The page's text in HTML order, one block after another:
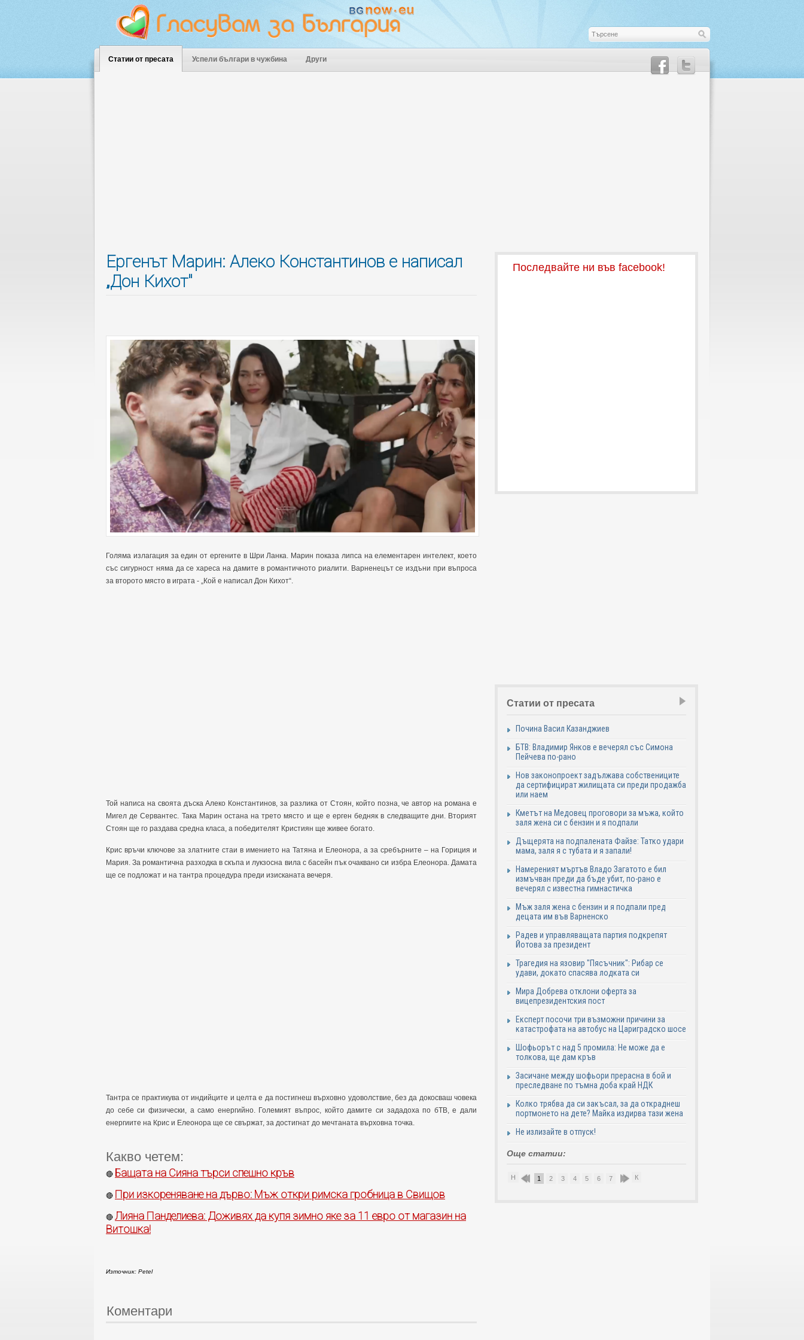
Статии от пресата Успели българи в чужбина Други
Ергенът Марин: Алеко Константинов е написал
„Дон Кихот"
Голяма излагация за един от ергените в Шри Ланка. Марин показа липса на елементарен интелект, което
със сигурност няма да се хареса на дамите в романтичното риалити. Варненецът се издъни при въпроса
за второто място в играта - „Кой е написал Дон Кихот“.
Той написа на своята дъска Алеко Константинов, за разлика от Стоян, който позна, че автор на романа е
Мигел де Сервантес. Така Марин остана на трето място и ще е ерген бедняк в следващите дни. Вторият
Стоян ще го раздава средна класа, а победителят Кристиян ще живее богато.
Крис връчи ключове за златните стаи в имението на Татяна и Елеонора, а за сребърните – на Гориция и
Мария. За романтична разходка в скъпа и лукзосна вила с басейн пък очаквано си избра Елеонора. Дамата
ще се подложат и на тантра процедура преди изисканата вечеря.
Тантра се практикува от индийците и целта е да постигнеш върховно удоволствие, без да докосваш човека
до себе си физически, а само енергийно. Големият въпрос, който дамите си зададоха по бТВ, е дали
енергиите на Крис и Елеонора ще се свържат, за достигнат до мечтаната върховна точка.
Какво четем:
🔴 Бащата на Сияна търси спешно кръв
🔴 При изкореняване на дърво: Мъж откри римска гробница в Свищов
🔴 Лияна Панделиева: Доживях да купя зимно яке за 11 евро от магазин на
Витошка!
Източник: Petel
Коментари
Последвайте ни във facebook!
Статии от пресата
Почина Васил Казанджиев
БТВ: Владимир Янков е вечерял със Симона
Пейчева по-рано
Нов законопроект задължава собствениците
да сертифицират жилищата си преди продажба
или наем
Кметът на Медовец проговори за мъжа, който
заля жена си с бензин и я подпали
Дъщерята на подпалената Файзе: Татко удари
мама, заля я с тубата и я запали!
Намереният мъртъв Владо Загатото е бил
измъчван преди да бъде убит, по-рано е
вечерял с известна гимнастичка
Мъж заля жена с бензин и я подпали пред
децата им във Варненско
Радев и управляващата партия подкрепят
Йотова за президент
Трагедия на язовир "Пясъчник": Рибар се
удави, докато спасява лодката си
Мира Добрева отклони оферта за
вицепрезидентския пост
Експерт посочи три възможни причини за
катастрофата на автобус на Цариградско шосе
Шофьорът с над 5 промила: Не може да е
толкова, ще дам кръв
Засичане между шофьори прерасна в бой и
преследване по тъмна доба край НДК
Колко трябва да си закъсал, за да откраднеш
портмонето на дете? Майка издирва тази жена
Не излизайте в отпуск!
Още статии:
Н 1 2 3 4 5 6 7 8 9К